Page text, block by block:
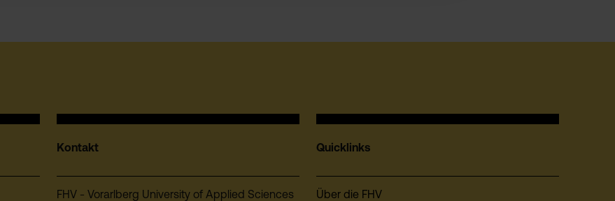
Kontakt
FHV - Vorarlberg University of Applied Sciences
Quicklinks
Über die FHV